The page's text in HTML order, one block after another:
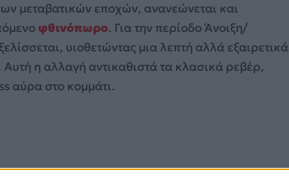
μεταβατικών εποχών, ανανεώνεται και
φθινόπωρο. Για την περίοδο Άνοιξη/
υιοθετώντας μια λεπτή αλλά εξαιρετικά
η αλλαγή αντικαθιστά τα κλασικά ρεβέρ,
αύρα στο κομμάτι.